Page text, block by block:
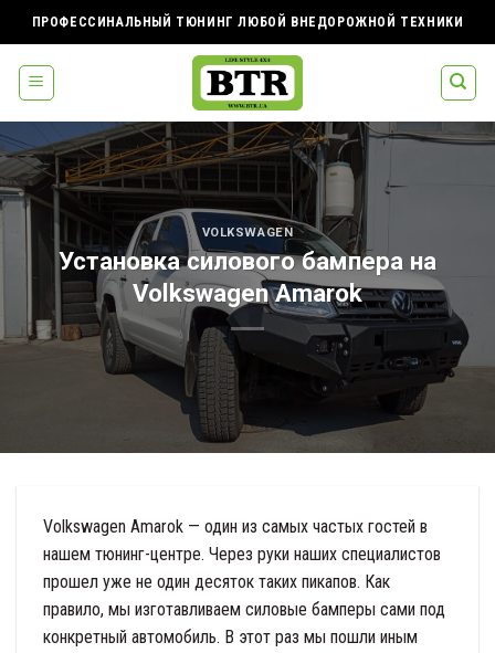
to
content
ПРОФЕССИНАЛЬНЫЙ ТЮНИНГ ЛЮБОЙ ВНЕДОРОЖНОЙ ТЕХНИКИ
VOLKSWAGEN
Установка силового бампера на
Volkswagen Amarok
Volkswagen Amarok — один из самых частых гостей в
нашем тюнинг-центре. Через руки наших специалистов
прошел уже не один десяток таких пикапов. Как
правило, мы изготавливаем силовые бамперы сами под
конкретный автомобиль. В этот раз мы пошли иным